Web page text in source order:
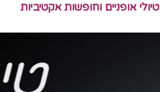
טיולי אופניים וחופשות אקטיביות